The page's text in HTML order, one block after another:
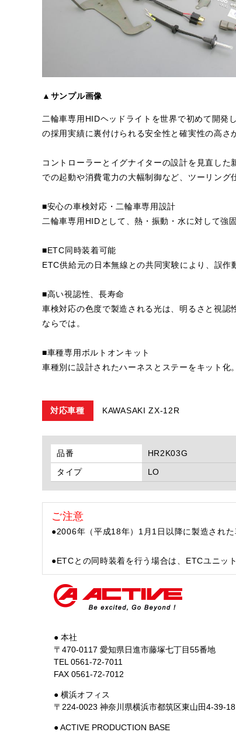
▲サンプル画像
二輪車専用HIDヘッドライトを世界で初めて開発
の採用実績に裏付けられる安全性と確実性の高さ
コントローラーとイグナイターの設計を見直し
での起動や消費電力の大幅制御など、ツーリング
■安心の車検対応・二輪車専用設計
二輪車専用HIDとして、熱・振動・水に対して強
■ETC同時装着可能
ETC供給元の日本無線との共同実験により、誤作
■高い視認性、長寿命
車検対応の色度で製造される光は、明るさと視
ならでは。
■車種専用ボルトオンキット
車種別に設計されたハーネスとステーをキット化
対応車種 KAWASAKI ZX-12R
品番 HR2K03G
タイプ
LO
ご注意
●2006年（平成18年）1月1日以降に製造され
●ETCとの同時装着を行う場合は、ETCユニッ
● 本社
〒470-0117 愛知県日進市藤塚七丁目55番地
TEL 0561-72-7011
FAX 0561-72-7012
● 横浜オフィス
〒224-0023 神奈川県横浜市都筑区東山田4-39-18
● ACTIVE PRODUCTION BASE